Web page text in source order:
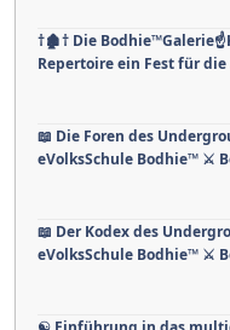
†🏚️† Die
Repertoire ein Fest für die
📖 Die Foren des
eVolksSchule Bodhie™ ⚔
📖 Der Kodex des
eVolksSchule Bodhie™ ⚔